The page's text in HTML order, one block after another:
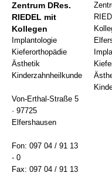
Zentrum DRes.
RIEDEL mit
Kollegen
Implantologie
Kieferorthopädie
Ästhetik
Kinderzahnheilkunde
Von-Erthal-Straße 5
· 97725
Elfershausen
Fon: 097 04 / 91 13
- 0
Fax: 097 04 / 91 13